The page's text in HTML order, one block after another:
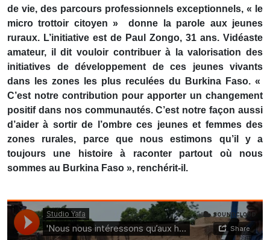
de vie, des parcours professionnels exceptionnels, « le
micro trottoir citoyen » donne la parole aux jeunes
ruraux. L’initiative est de Paul Zongo, 31 ans. Vidéaste
amateur, il dit vouloir contribuer à la valorisation des
initiatives de développement de ces jeunes vivants
dans les zones les plus reculées du Burkina Faso. «
C’est notre contribution pour apporter un changement
positif dans nos communautés. C’est notre façon aussi
d’aider à sortir de l’ombre ces jeunes et femmes des
zones rurales, parce que nous estimons qu’il y a
toujours une histoire à raconter partout où nous
sommes au Burkina Faso », renchérit-il.